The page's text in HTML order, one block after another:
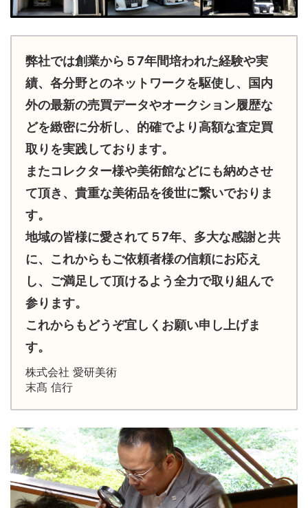
弊社では創業から５7年間培われた経験や実
績、各分野とのネットワークを駆使し、国内
外の最新の売買データやオークション履歴な
どを緻密に分析し、的確でより高額な査定買
取りを実践しております。
またコレクター様や美術館などにも納めさせ
て頂き、貴重な美術品を後世に繋いでおりま
す。
地域の皆様に愛されて５7年、多大な感謝と共
に、これからもご依頼者様の信頼にお応え
し、ご満足して頂けるよう全力で取り組んで
参ります。
これからもどうぞ宜しくお願い申し上げま
す。
株式会社 愛研美術
末髙 信行